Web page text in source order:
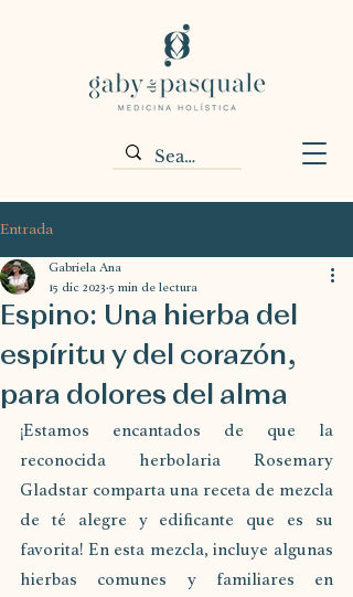
Entrada
Espino: Una hierba del
espíritu y del corazón,
para dolores del alma
Gabriela Ana
15 dic 2023 5 min de lectura
¡Estamos encantados de que la
reconocida herbolaria Rosemary
Gladstar comparta una receta de mezcla
de té alegre y edificante que es su
favorita! En esta mezcla, incluye algunas
hierbas comunes y familiares en